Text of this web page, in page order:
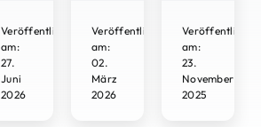
Veröffentlicht
am:
27.
Juni
2026
Veröffentlicht
am:
02.
März
2026
Veröffentlicht
am:
23.
November
2025